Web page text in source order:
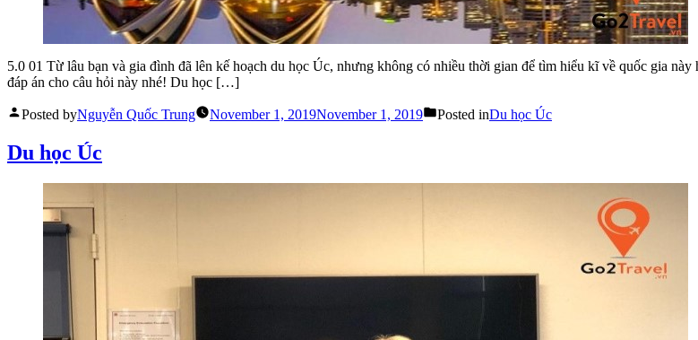
5.0 01 Từ lâu bạn và gia đình đã lên kế hoạch du học Úc, nhưng không có nhiều thời gian để tìm hiểu kĩ về quốc gia
đáp án cho câu hỏi này nhé! Du học […]
Posted byNguyễn Quốc Trung November 1, 2019November 1, 2019 Posted inDu học Úc
Du học Úc